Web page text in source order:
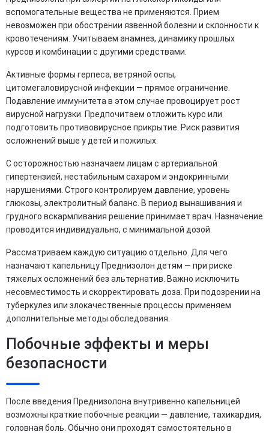
вспомогательные вещества не применяются. Прием
невозможен при обострении язвенной болезни и склонности к
кровотечениям. Учитываем анамнез, динамику прошлых
курсов и комбинации с другими средствами.
Активные формы герпеса, ветряной оспы,
цитомегаловирусной инфекции — прямое ограничение.
Подавление иммунитета в этом случае провоцирует рост
вирусной нагрузки. Предпочитаем отложить курс или
подготовить противовирусное прикрытие. Риск развития
осложнений выше у детей и пожилых.
С осторожностью назначаем лицам с артериальной
гипертензией, нестабильным сахаром и эндокринными
нарушениями. Строго контролируем давление, уровень
глюкозы, электролитный баланс. В период вынашивания и
грудного вскармливания решение принимает врач. Назначение
проводится индивидуально, с минимальной дозой.
Рассматриваем каждую ситуацию отдельно. Для чего
назначают капельницу Преднизолон детям — при риске
тяжелых осложнений без альтернатив. Важно исключить
несовместимость и скорректировать доза. При подозрении на
туберкулез или злокачественные процессы применяем
дополнительные методы обследования.
Побочные эффекты и меры
безопасности
После введения Преднизолона внутривенно капельницей
возможны краткие побочные реакции — давление, тахикардия,
головная боль. Обычно они проходят самостоятельно в